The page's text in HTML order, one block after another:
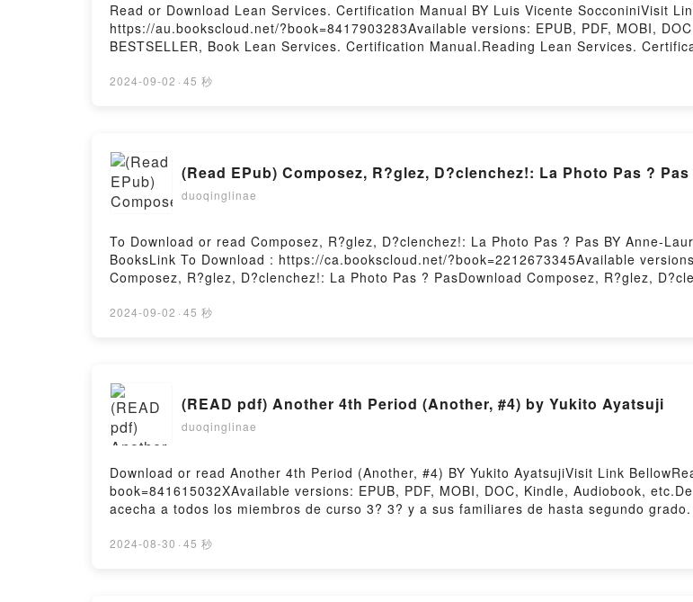
Read or Download Lean Services. Certification Manual BY Luis Vicente SocconiniVisit
https://au.bookscloud.net/?book=8417903283Available versions: EPUB, PDF, MOBI,
BESTSELLER, Book Lean Services. Certification Manual.Reading Lean Services.
Hosting
2024-09-02 · 45 秒
(Read EPub) Composez, R?glez, D?clenchez!: La Photo Pas ?
duoqinglinae
To Download or read Composez, R?glez, D?clenchez!: La Photo Pas ? Pas BY Anne-
BooksLink To Download : https://ca.bookscloud.net/?book=2212673345Available
Composez, R?glez, D?clenchez!: La Photo Pas ? PasDownload Composez, R?glez,
Pas ? PasPDF/Epub Composez, R?glez, D?clenchez!: La Photo Pas ? PasNow You
2024-09-02 · 45 秒
(READ pdf) Another 4th Period (Another, #4) by Yukito Ayatsuji
duoqinglinae
Download or read Another 4th Period (Another, #4) BY Yukito AyatsujiVisit Link
book=841615032XAvailable versions: EPUB, PDF, MOBI, DOC, Kindle, Audiobook,
acecha a todos los miembros de curso 3? 3? y a sus familiares de hasta segundo
Sakitani para terminar con la maldici?n de una vez por todas. Un curso pudo frenar las
2024-08-30 · 45 秒